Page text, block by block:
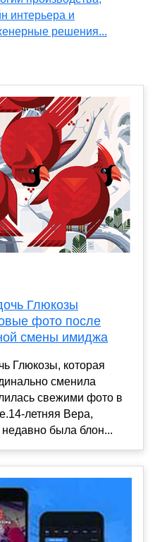
интерьера и
решения...
Глюкозы
фото после
смены имиджа
Глюкозы, которая
сменила
свежими фото в
летняя Вера,
была блон...